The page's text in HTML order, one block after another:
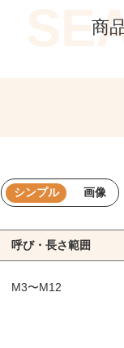
商
シンプル 画像
呼び・長さ範囲
M3〜M12